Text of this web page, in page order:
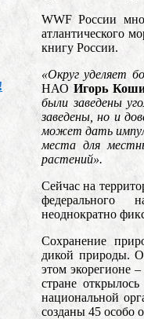
WWF России
атлантического
книгу России.
«Округ уделяет
НАОИгорь
были заведены
заведены, но и
может дать
места для
растений».
Сейчас на
федерального
неоднократно
Сохранение
дикой природы.
этом экорегионе –
стране
национальной
созданы 45 особо